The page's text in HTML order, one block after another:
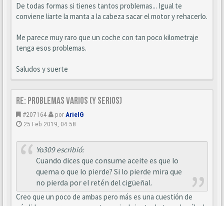
De todas formas si tienes tantos problemas... Igual te
conviene liarte la manta a la cabeza sacar el motor y rehacerlo.
Me parece muy raro que un coche con tan poco kilometraje
tenga esos problemas.
Saludos y suerte
Re: Problemas varios (y serios)
#207164 por ArielG
25 Feb 2019, 04:58
Yo309 escribió:
Cuando dices que consume aceite es que lo
quema o que lo pierde? Si lo pierde mira que
no pierda por el retén del cigüeñal.
Creo que un poco de ambas pero más es una cuestión de